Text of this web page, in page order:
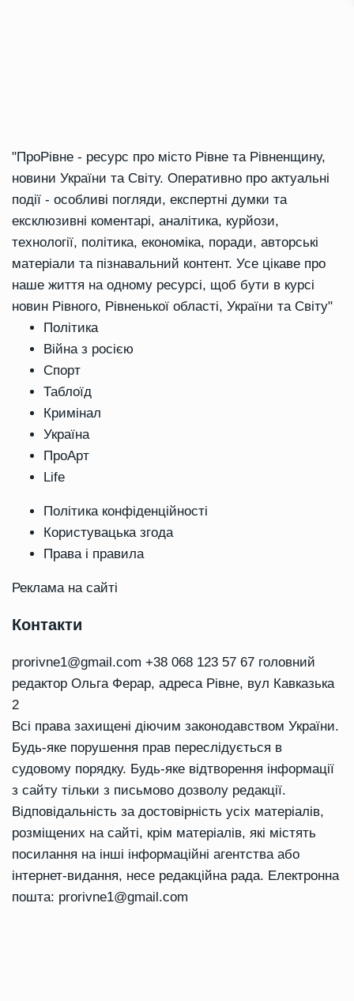
"ПроРівне - ресурс про місто Рівне та Рівненщину,
новини України та Світу. Оперативно про актуальні
події - особливі погляди, експертні думки та
ексклюзивні коментарі, аналітика, курйози,
технології, політика, економіка, поради, авторські
матеріали та пізнавальний контент. Усе цікаве про
наше життя на одному ресурсі, щоб бути в курсі
новин Рівного, Рівненької області, України та Світу"
Політика
Війна з росією
Спорт
Таблоїд
Кримінал
Україна
ПроАрт
Life
Політика конфіденційності
Користувацька згода
Права і правила
Реклама на сайті
Контакти
prorivne1@gmail.com +38 068 123 57 67 головний
редактор Ольга Ферар, адреса Рівне, вул Кавказька
2
Всі права захищені діючим законодавством України.
Будь-яке порушення прав переслідується в
судовому порядку. Будь-яке відтворення інформації
з сайту тільки з письмово дозволу редакції.
Відповідальність за достовірність усіх матеріалів,
розміщених на сайті, крім матеріалів, які містять
посилання на інші інформаційні агентства або
інтернет-видання, несе редакційна рада. Електронна
пошта: prorivne1@gmail.com